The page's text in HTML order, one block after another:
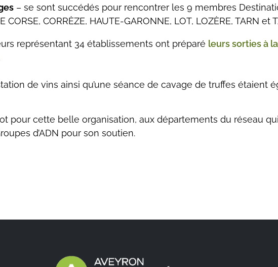
– se sont succédés pour rencontrer les 9 membres
CORSE, CORRÈZE, HAUTE-GARONNE, LOT, LOZÈRE, TARN et
représentant 34 établissements ont préparé leurs sorties à
de vins ainsi qu’une séance de cavage de truffes étaient
pour cette belle organisation, aux départements du réseau
d’ADN pour son soutien.